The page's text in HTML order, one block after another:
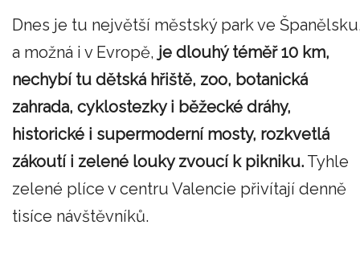
Dnes je tu největší městský park ve
a možná i v Evropě, je dlouhý téměř 10 km,
nechybí tu dětská hřiště, zoo, botanická
zahrada, cyklostezky i běžecké dráhy,
historické i supermoderní mosty, rozkvetlá
zákoutí i zelené louky zvoucí k pikniku. Tyhle
zelené plíce v centru Valencie přivítají denně
tisíce návštěvníků.